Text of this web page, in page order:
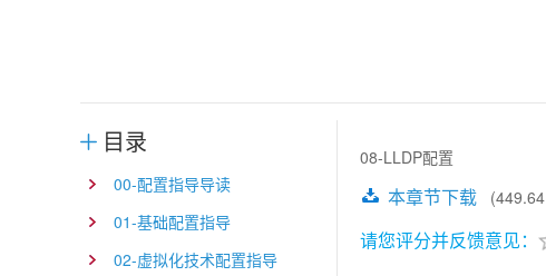
目录
00-配置指导导读
01-基础配置指导
02-虚拟化技术配置指导
08-LLDP配置
本章节下载
请您评分并反馈意见：